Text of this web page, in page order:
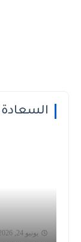
السعادة
يونيو 24, 2026